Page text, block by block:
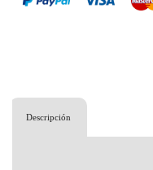
Descripción